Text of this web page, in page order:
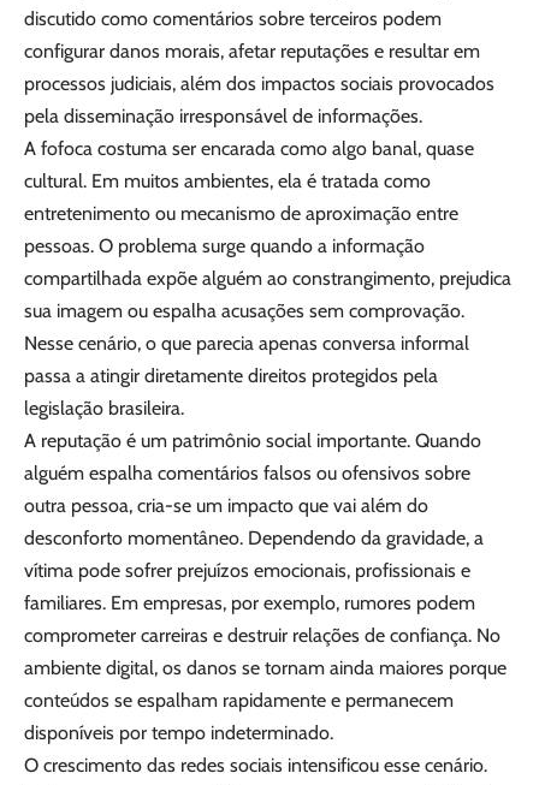
discutido como comentários sobre terceiros podem
configurar danos morais, afetar reputações e resultar em
processos judiciais, além dos impactos sociais provocados
pela disseminação irresponsável de informações.
A fofoca costuma ser encarada como algo banal, quase
cultural. Em muitos ambientes, ela é tratada como
entretenimento ou mecanismo de aproximação entre
pessoas. O problema surge quando a informação
compartilhada expõe alguém ao constrangimento, prejudica
sua imagem ou espalha acusações sem comprovação.
Nesse cenário, o que parecia apenas conversa informal
passa a atingir diretamente direitos protegidos pela
legislação brasileira.
A reputação é um patrimônio social importante. Quando
alguém espalha comentários falsos ou ofensivos sobre
outra pessoa, cria-se um impacto que vai além do
desconforto momentâneo. Dependendo da gravidade, a
vítima pode sofrer prejuízos emocionais, profissionais e
familiares. Em empresas, por exemplo, rumores podem
comprometer carreiras e destruir relações de confiança. No
ambiente digital, os danos se tornam ainda maiores porque
conteúdos se espalham rapidamente e permanecem
disponíveis por tempo indeterminado.
O crescimento das redes sociais intensificou esse cenário.